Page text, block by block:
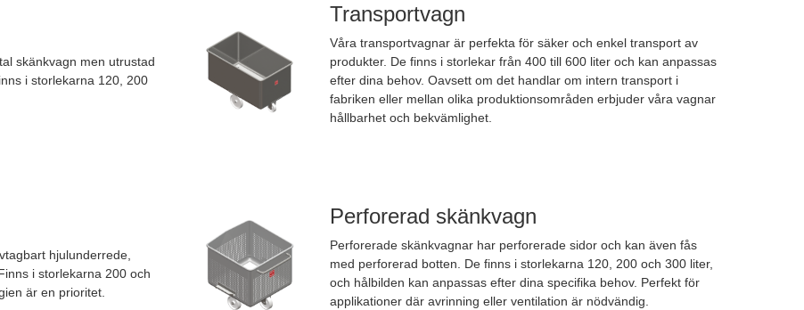
skänkvagn men utrustad
i storlekarna 120, 200
Transportvagn
Våra transportvagnar är perfekta för säker och enkel transport av
produkter. De finns i storlekar från 400 till 600 liter och kan anpassas
efter dina behov. Oavsett om det handlar om intern transport i
fabriken eller mellan olika produktionsområden erbjuder våra vagnar
hållbarhet och bekvämlighet.
hjulunderrede,
i storlekarna 200 och
är en prioritet.
Perforerad skänkvagn
Perforerade skänkvagnar har perforerade sidor och kan även fås
med perforerad botten. De finns i storlekarna 120, 200 och 300 liter,
och hålbilden kan anpassas efter dina specifika behov. Perfekt för
applikationer där avrinning eller ventilation är nödvändig.